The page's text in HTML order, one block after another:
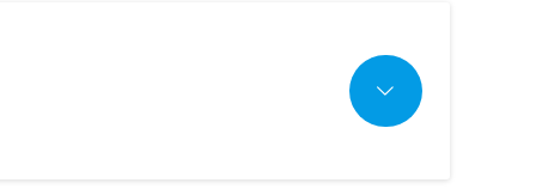
-0,79%
Chiude la top 5 la VW ID.3 con 135